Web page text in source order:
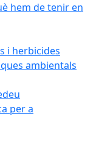
hem de tenir en
i herbicides
ambientals
per a